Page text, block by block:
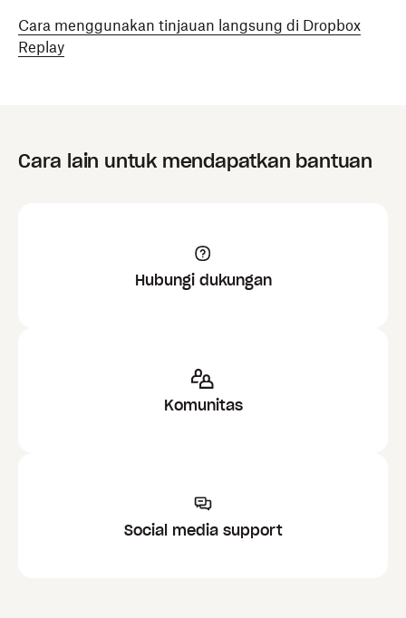
Cara menggunakan tinjauan langsung di Dropbox
Replay
Cara lain untuk mendapatkan bantuan
Hubungi dukungan
Komunitas
Social media support